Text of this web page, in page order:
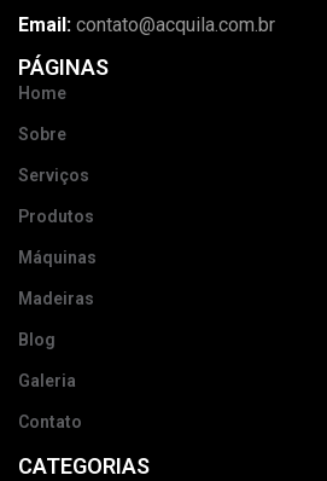
Email: contato@acquila.com.br
PÁGINAS
Home
Sobre
Serviços
Produtos
Máquinas
Madeiras
Blog
Galeria
Contato
CATEGORIAS